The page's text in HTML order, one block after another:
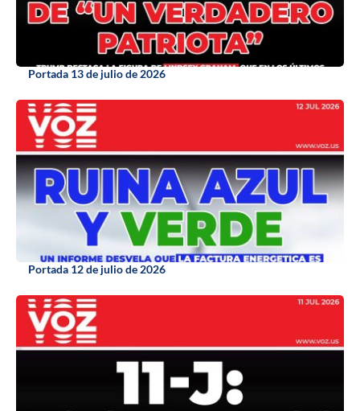
Portada 13 de julio de 2026
Portada 12 de julio de 2026